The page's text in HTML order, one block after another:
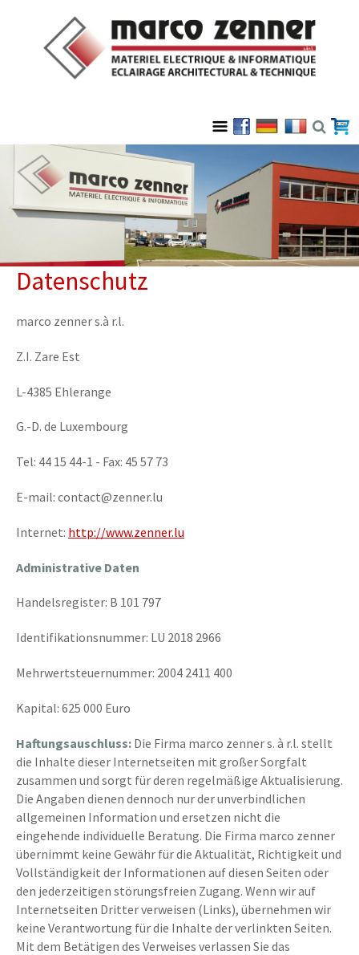
Datenschutz
marco zenner s.à r.l.
Z.I. Zare Est
L-4385 Ehlerange
G.-D. de Luxembourg
Tel: 44 15 44-1 - Fax: 45 57 73
E-mail: contact@zenner.lu
Internet: http://www.zenner.lu
Administrative Daten
Handelsregister: B 101 797
Identifikationsnummer: LU 2018 2966
Mehrwertsteuernummer: 2004 2411 400
Kapital: 625 000 Euro
Haftungsauschluss: Die Firma marco zenner s. à r.l. stellt
die Inhalte dieser Internetseiten mit großer Sorgfalt
zusammen und sorgt für deren regelmäßige Aktualisierung.
Die Angaben dienen dennoch nur der unverbindlichen
allgemeinen Information und ersetzen nicht die
eingehende individuelle Beratung. Die Firma marco zenner
übernimmt keine Gewähr für die Aktualität, Richtigkeit und
Vollständigkeit der Informationen auf diesen Seiten oder
den jederzeitigen störungsfreien Zugang. Wenn wir auf
Internetseiten Dritter verweisen (Links), übernehmen wir
keine Verantwortung für die Inhalte der verlinkten Seiten.
Mit dem Betätigen des Verweises verlassen Sie das